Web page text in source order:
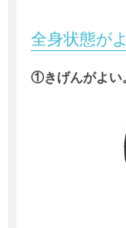
全身状態が
①きげんがよい